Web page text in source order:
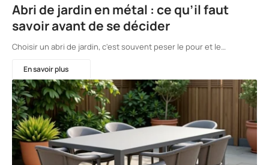
Abri de jardin en métal : ce qu’il faut
savoir avant de se décider
Choisir un abri de jardin, c'est souvent peser le pour et le…
En savoir plus